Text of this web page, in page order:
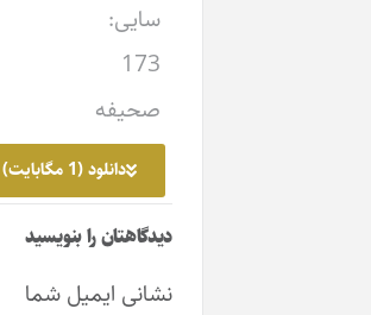
سایی:
173
صحیفه
دانلود (1 مگابایت)
دیدگاهتان را بنویسید
نشانی ایمیل شما